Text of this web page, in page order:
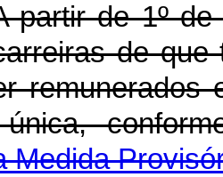
partir de 1º
de
remunerados
única,
Medida